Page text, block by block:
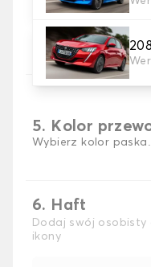
208
Wybierz materiał
5. Kolor
Wybierz kolor paska.
6. Haft
Dodaj swój
ikony